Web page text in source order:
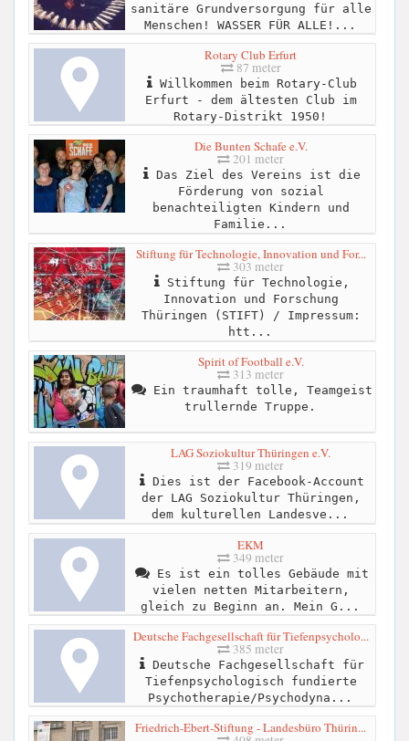
sanitäre Grundversorgung für alle
Menschen! WASSER FÜR ALLE!...
Rotary Club Erfurt
87 meter
Willkommen beim Rotary-Club
Erfurt - dem ältesten Club im
Rotary-Distrikt 1950!
Die Bunten Schafe e.V.
201 meter
Das Ziel des Vereins ist die
Förderung von sozial
benachteiligten Kindern und
Familie...
Stiftung für Technologie, Innovation und For...
303 meter
Stiftung für Technologie,
Innovation und Forschung
Thüringen (STIFT) / Impressum:
htt...
Spirit of Football e.V.
313 meter
Ein traumhaft tolle, Teamgeist
trullernde Truppe.
LAG Soziokultur Thüringen e.V.
319 meter
Dies ist der Facebook-Account
der LAG Soziokultur Thüringen,
dem kulturellen Landesve...
EKM
349 meter
Es ist ein tolles Gebäude mit
vielen netten Mitarbeitern,
gleich zu Beginn an. Mein G...
Deutsche Fachgesellschaft für Tiefenpsycholo...
385 meter
Deutsche Fachgesellschaft für
Tiefenpsychologisch fundierte
Psychotherapie/Psychodyna...
Friedrich-Ebert-Stiftung - Landesbüro Thürin...